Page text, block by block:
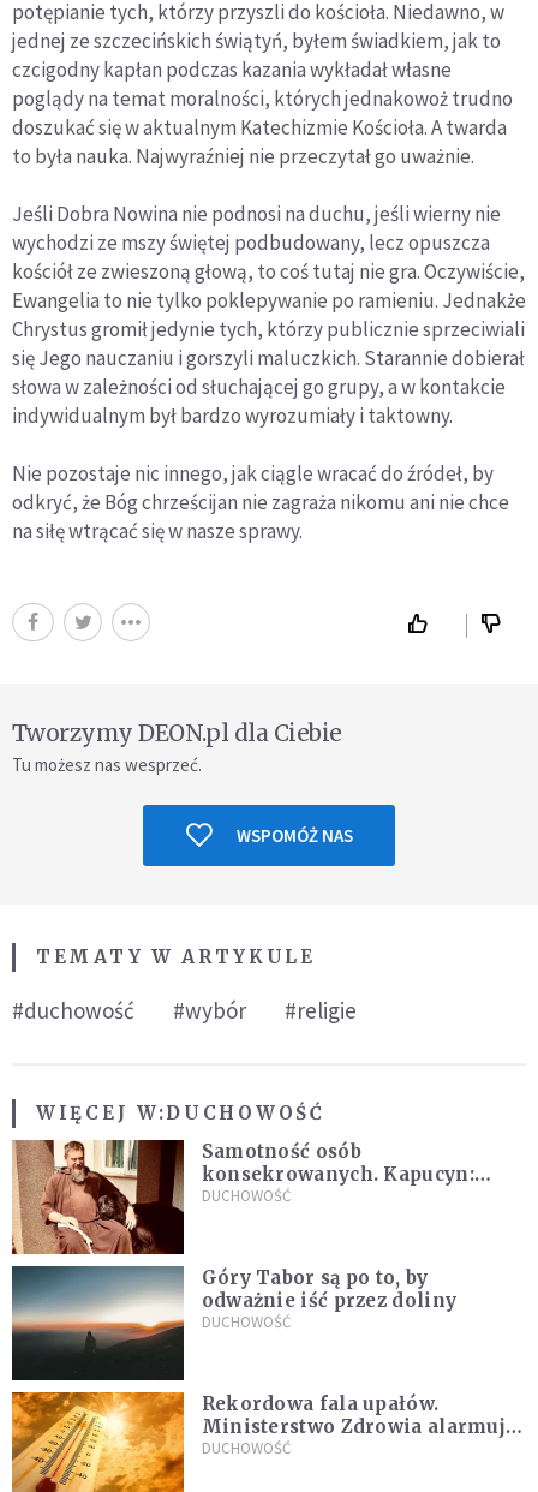
potępianie tych, którzy przyszli do kościoła. Niedawno, w
jednej ze szczecińskich świątyń, byłem świadkiem, jak to
czcigodny kapłan podczas kazania wykładał własne
poglądy na temat moralności, których jednakowoż trudno
doszukać się w aktualnym Katechizmie Kościoła. A twarda
to była nauka. Najwyraźniej nie przeczytał go uważnie.
Jeśli Dobra Nowina nie podnosi na duchu, jeśli wierny nie
wychodzi ze mszy świętej podbudowany, lecz opuszcza
kościół ze zwieszoną głową, to coś tutaj nie gra. Oczywiście,
Ewangelia to nie tylko poklepywanie po ramieniu. Jednakże
Chrystus gromił jedynie tych, którzy publicznie sprzeciwiali
się Jego nauczaniu i gorszyli maluczkich. Starannie dobierał
słowa w zależności od słuchającej go grupy, a w kontakcie
indywidualnym był bardzo wyrozumiały i taktowny.
Nie pozostaje nic innego, jak ciągle wracać do źródeł, by
odkryć, że Bóg chrześcijan nie zagraża nikomu ani nie chce
na siłę wtrącać się w nasze sprawy.
Tworzymy DEON.pl dla Ciebie
Tu możesz nas wesprzeć.
WSPOMÓŻ NAS
TEMATY W ARTYKULE
#duchowość #wybór #religie
WIĘCEJ W:DUCHOWOŚĆ
Samotność osób
konsekrowanych. Kapucyn:
Życie w pojedynkę rzadko jest
DUCHOWOŚĆ
Góry Tabor są po to, by
odważnie iść przez doliny
DUCHOWOŚĆ
Rekordowa fala upałów.
Ministerstwo Zdrowia alarmuje
po doświadczeniach z czerwca
DUCHOWOŚĆ